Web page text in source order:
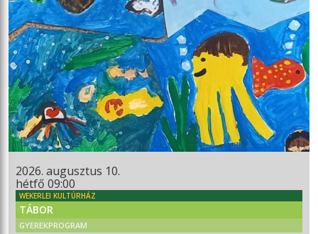
2026. augusztus 10.
hétfő 09:00
WEKERLEI KULTÚRHÁZ
TÁBOR
GYEREKPROGRAM